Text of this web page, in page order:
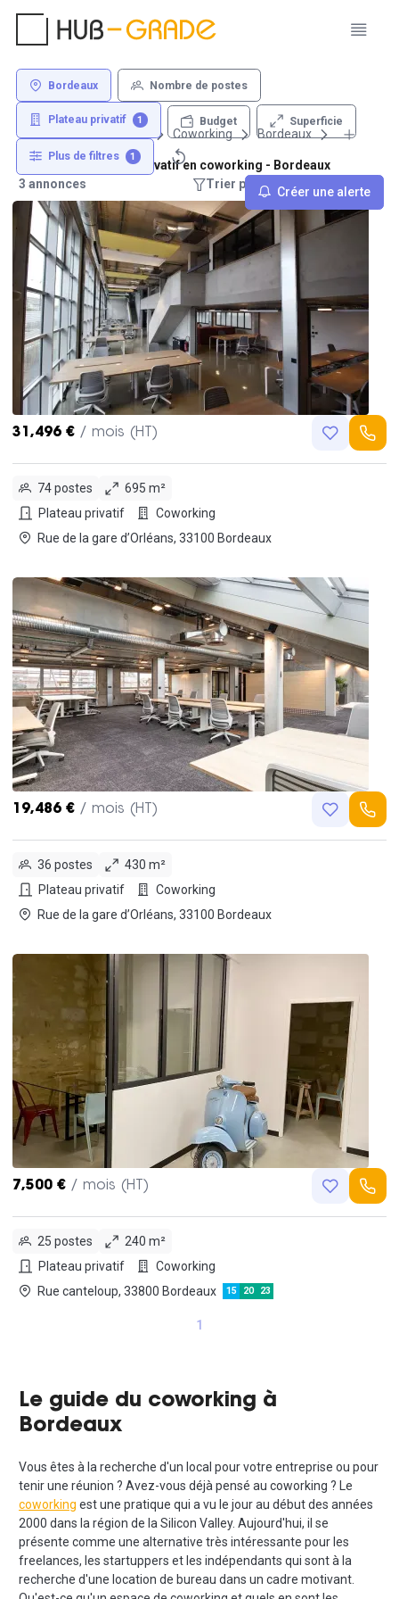
Bordeaux Nombre de postes
Plateau privatif 1 Budget Superficie
Plus de filtres 1
Créer une alerte
Coworking Bordeaux
Location de plateau privatif en coworking - Bordeaux
3 annonces
Trier par : Recommandations
31,496 € / mois (HT)
74 postes
695 m²
Plateau privatif
Coworking
Rue de la gare d’Orléans, 33100 Bordeaux
19,486 € / mois (HT)
36 postes
430 m²
Plateau privatif
Coworking
Rue de la gare d’Orléans, 33100 Bordeaux
7,500 € / mois (HT)
25 postes
240 m²
Plateau privatif
Coworking
Rue canteloup, 33800 Bordeaux
15 20 23
1
Le guide du coworking à
Bordeaux
Vous êtes à la recherche d'un local pour votre entreprise ou pour
tenir une réunion ? Avez-vous déjà pensé au coworking ? Le
coworking est une pratique qui a vu le jour au début des années
2000 dans la région de la Silicon Valley. Aujourd'hui, il se
présente comme une alternative très intéressante pour les
freelances, les startuppers et les indépendants qui sont à la
recherche d'une location de bureau dans un cadre motivant.